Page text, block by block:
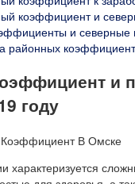
коэффициент и
и северные
районных
и
году
характеризуется